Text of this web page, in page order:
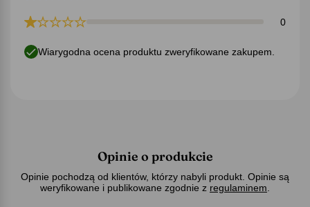
0
Wiarygodna ocena produktu zweryfikowane zakupem.
Opinie o produkcie
Opinie pochodzą od klientów, którzy nabyli produkt. Opinie są
weryfikowane i publikowane zgodnie z regulaminem